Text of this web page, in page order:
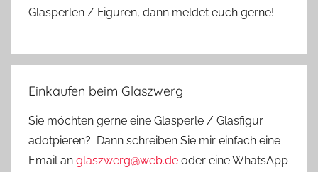
Glasperlen / Figuren, dann meldet euch gerne!
Einkaufen beim Glaszwerg
Sie möchten gerne eine Glasperle / Glasfigur
adotpieren? Dann schreiben Sie mir einfach eine
Email an glaszwerg@web.de oder eine WhatsApp